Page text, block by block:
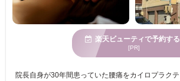
楽天ビューティで予約する
[PR]